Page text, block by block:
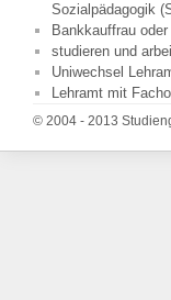
Sozialpädagogik
Bankkauffrau
studieren und
Uniwechsel
Lehramt mit
© 2004 - 2013